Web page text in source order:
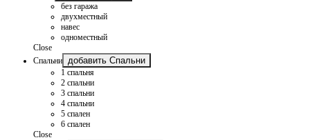
без гаража
двухместный
навес
одноместный
Close
Спальни
добавить Спальни
1 спальня
2 спальни
3 спальни
4 спальни
5 спален
6 спален
Close